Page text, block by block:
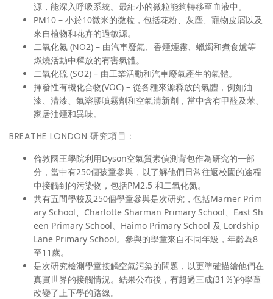
源，能深入呼吸系統。最細小的微粒能夠轉移至血液中。
PM10 – 小於10微米的微粒，包括花粉、灰塵、寵物皮屑以及
來自植物和花卉的過敏源。
二氧化氮 (NO2) – 由汽車廢氣、香煙煙霧、蠟燭和煮食爐等
燃燒活動中釋放的有害氣體。
二氧化硫 (SO2) – 由工業活動和汽車廢氣產生的氣體。
揮發性有機化合物(VOC) – 從各種來源釋放的氣體，例如油
漆、清漆、氣溶膠噴霧劑和空氣清新劑，當中含有甲醛及苯、
家居油煙和異味。
BREATHE LONDON 研究項目：
倫敦國王學院利用Dyson空氣質素偵測背包作為研究的一部
分，當中有250個孩童參與，以了解他們日常往返校園的途程
中接觸到的污染物，包括PM2.5 和二氧化氮。
共有五間學校及250個學童參與是次研究，包括Marner Prim
ary School、Charlotte Sharman Primary School、East Sh
een Primary School、Haimo Primary School 及 Lordship
Lane Primary School。參與的學童來自不同年級，年齡為8
至11歲。
是次研究檢測學童接觸空氣污染的問題，以更準確描繪他們在
真實世界的接觸情況。結果公布後，有超過三成(31％)的學童
改變了上下學的路線。